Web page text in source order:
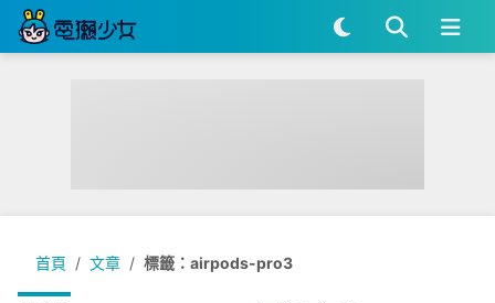
首頁 文章 標籤：airpods-pro3